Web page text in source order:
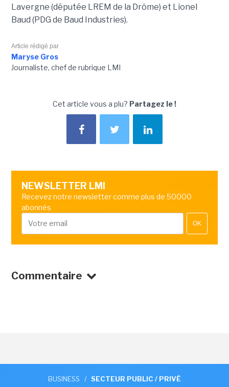
Lavergne (députée LREM de la Drôme) et Lionel
Baud (PDG de Baud Industries).
Article rédigé par
Maryse Gros
Journaliste, chef de rubrique LMI
Cet article vous a plu? Partagez le !
NEWSLETTER LMI
Recevez notre newsletter comme plus de 50000
abonnés
OK
Commentaire
BUSINESS / SECTEUR PUBLIC / PRIVÉ